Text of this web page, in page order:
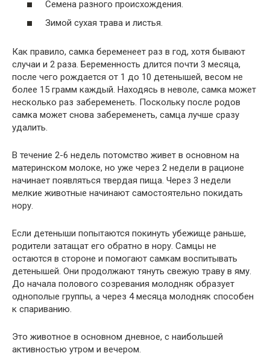
Семена разного происхождения.
Зимой сухая трава и листья.
Как правило, самка беременеет раз в год, хотя бывают
случаи и 2 раза. Беременность длится почти 3 месяца,
после чего рождается от 1 до 10 детенышей, весом не
более 15 грамм каждый. Находясь в неволе, самка может
несколько раз забеременеть. Поскольку после родов
самка может снова забеременеть, самца лучше сразу
удалить.
В течение 2-6 недель потомство живет в основном на
материнском молоке, но уже через 2 недели в рационе
начинает появляться твердая пища. Через 3 недели
мелкие животные начинают самостоятельно покидать
нору.
Если детеныши попытаются покинуть убежище раньше,
родители затащат его обратно в нору. Самцы не
остаются в стороне и помогают самкам воспитывать
детенышей. Они продолжают тянуть свежую траву в яму.
До начала полового созревания молодняк образует
однополые группы, а через 4 месяца молодняк способен
к спариванию.
Это животное в основном дневное, с наибольшей
активностью утром и вечером.